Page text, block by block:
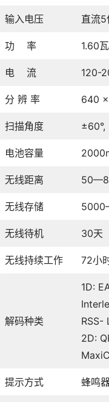
输入电压 直流
功 率 1.60
电 流 120-
分 辨 率 640
扫描角度 ±60°,
电池容量
无线距离
无线存储
无线待机 30天
无线持续工作 72小
解码种类
1D:
RSS-
2D:
提示方式 蜂鸣